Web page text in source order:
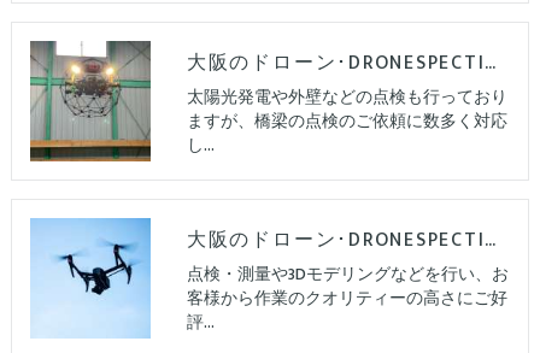
大阪のドローン･DRONESPECTIONの評判
太陽光発電や外壁などの点検も行っており
ますが、橋梁の点検のご依頼に数多く対応
し…
大阪のドローン･DRONESPECTIONのお客様の声
点検・測量や3Dモデリングなどを行い、お
客様から作業のクオリティーの高さにご好
評…